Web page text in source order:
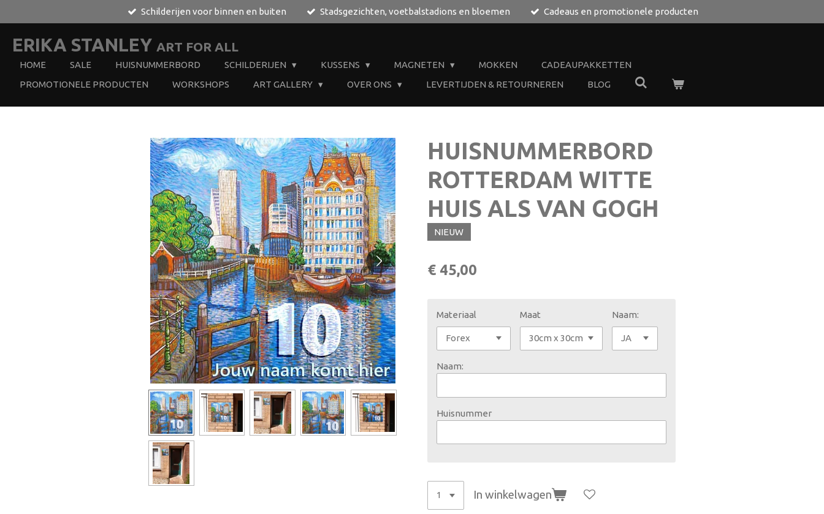
direct
naar
de
hoofdinhoud
Schilderijen voor binnen en buiten Stadsgezichten, voetbalstadions en bloemen Cadeaus en promotionele producten
ERIKA STANLEY ART FOR ALL
HOME SALE HUISNUMMERBORD SCHILDERIJEN KUSSENS MAGNETEN MOKKEN
CADEAUPAKKETTEN
PROMOTIONELE PRODUCTEN
WORKSHOPS ART GALLERY OVER ONS LEVERTIJDEN & RETOURNEREN BLOG
HUISNUMMERBORD
ROTTERDAM WITTE
HUIS ALS VAN GOGH
NIEUW
€ 45,00
Materiaal Maat Naam:
Naam:
Huisnummer
In winkelwagen